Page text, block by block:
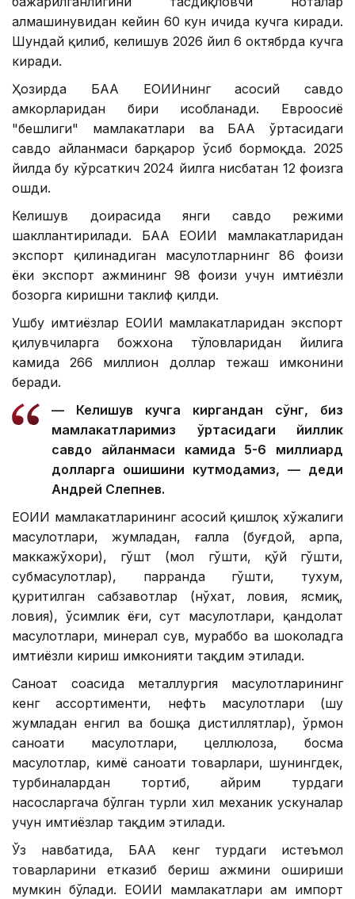
алмашинувидан кейин 60 кун ичида кучга киради.
Шундай қилиб, келишув 2026 йил 6 октябрда кучга
киради.
Ҳозирда БАА ЕОИИнинг асосий савдо
ҳамкорларидан бири ҳисобланади. Евроосиё
"бешлиги" мамлакатлари ва БАА ўртасидаги
савдо айланмаси барқарор ўсиб бормоқда. 2025
йилда бу кўрсаткич 2024 йилга нисбатан 12 фоизга
ошди.
Келишув доирасида янги савдо режими
шакллантирилади. БАА ЕОИИ мамлакатларидан
экспорт қилинадиган маҳсулотларнинг 86 фоизи
ёки экспорт ҳажмининг 98 фоизи учун имтиёзли
бозорга киришни таклиф қилди.
Ушбу имтиёзлар ЕОИИ мамлакатларидан экспорт
қилувчиларга божхона тўловларидан йилига
камида 266 миллион доллар тежаш имконини
беради.
— Келишув кучга киргандан сўнг, биз
мамлакатларимиз ўртасидаги йиллик
савдо айланмаси камида 5-6 миллиард
долларга ошишини кутмоқдамиз, — деди
Андрей Слепнев.
ЕОИИ мамлакатларининг асосий қишлоқ хўжалиги
маҳсулотлари, жумладан, ғалла (буғдой, арпа,
маккажўхори), гўшт (мол гўшти, қўй гўшти,
субмаҳсулотлар), парранда гўшти, тухум,
қуритилган сабзавотлар (нўхат, ловия, ясмиқ,
ловия), ўсимлик ёғи, сут маҳсулотлари, қандолат
маҳсулотлари, минерал сув, мураббо ва шоколадга
имтиёзли кириш имконияти тақдим этилади.
Саноат соҳасида металлургия маҳсулотларининг
кенг ассортименти, нефть маҳсулотлари (шу
жумладан енгил ва бошқа дистиллятлар), ўрмон
саноати маҳсулотлари, целлюлоза, босма
маҳсулотлар, кимё саноати товарлари, шунингдек,
турбиналардан тортиб, айрим турдаги
насосларгача бўлган турли хил механик ускуналар
учун имтиёзлар тақдим этилади.
Ўз навбатида, БАА кенг турдаги истеъмол
товарларини етказиб бериш ҳажмини ошириши
мумкин бўлади. ЕОИИ мамлакатлари ҳам импорт